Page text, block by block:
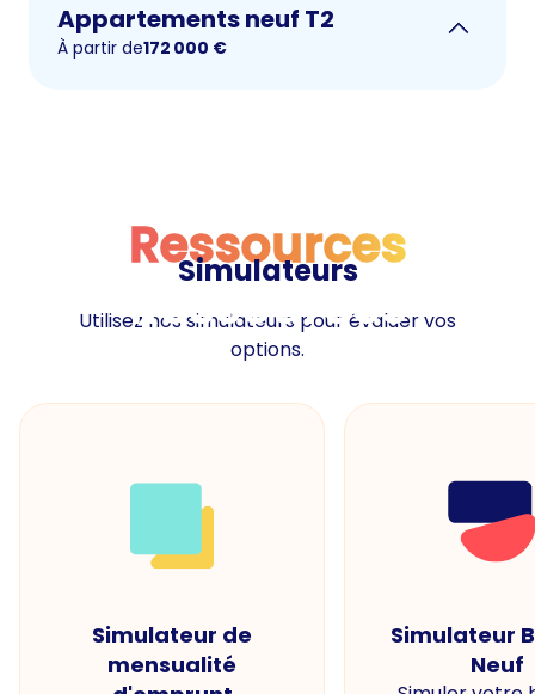
Appartements neuf T2
À partir de172 000 €
Ressources
Ressources
Simulateurs
Utilisez nos simulateurs pour évaluer vos
options.
Simulateur de
mensualité
Simulateur
Neuf